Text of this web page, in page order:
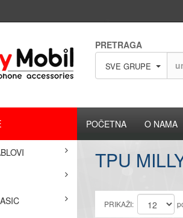
PRETRAGA
SVE GRUPE
POČETNA O NAMA
TPU
PRIKAŽI: